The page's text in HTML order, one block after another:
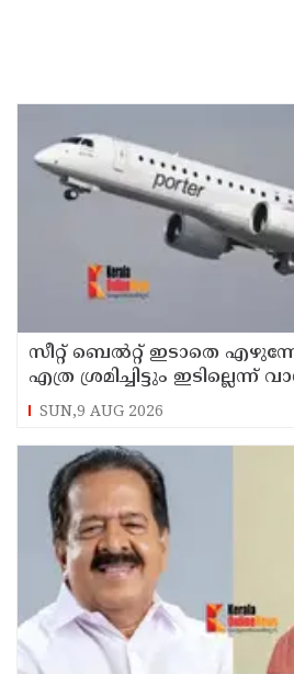
സീറ്റ് ബെല്‍റ്റ് ഇടാതെ
എത്ര ശ്രമിച്ചിട്ടും ഇടില്ലെന്ന്
വിമാനം റദ്ദാക്കി
SUN,9 AUG 2026